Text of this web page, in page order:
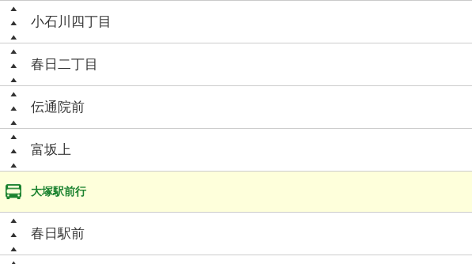
小石川四丁目
春日二丁目
伝通院前
富坂上
大塚駅前行
春日駅前